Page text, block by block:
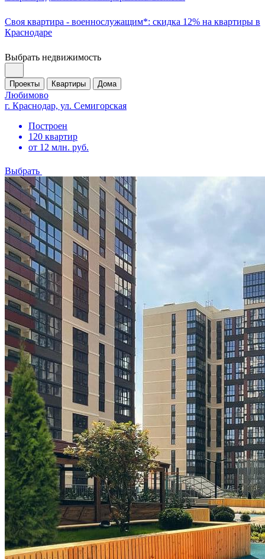
Своя квартира - военнослужащим*: скидка 12% на квартиры в
Краснодаре
Выбрать недвижимость
Проекты Квартиры Дома
Любимово
г. Краснодар, ул. Семигорская
Построен
120 квартир
от 12 млн. руб.
Выбрать